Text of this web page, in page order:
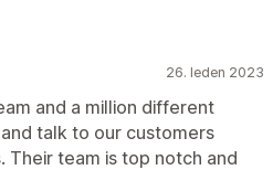
26. leden 2023
and a million different
talk to our customers
team is top notch and